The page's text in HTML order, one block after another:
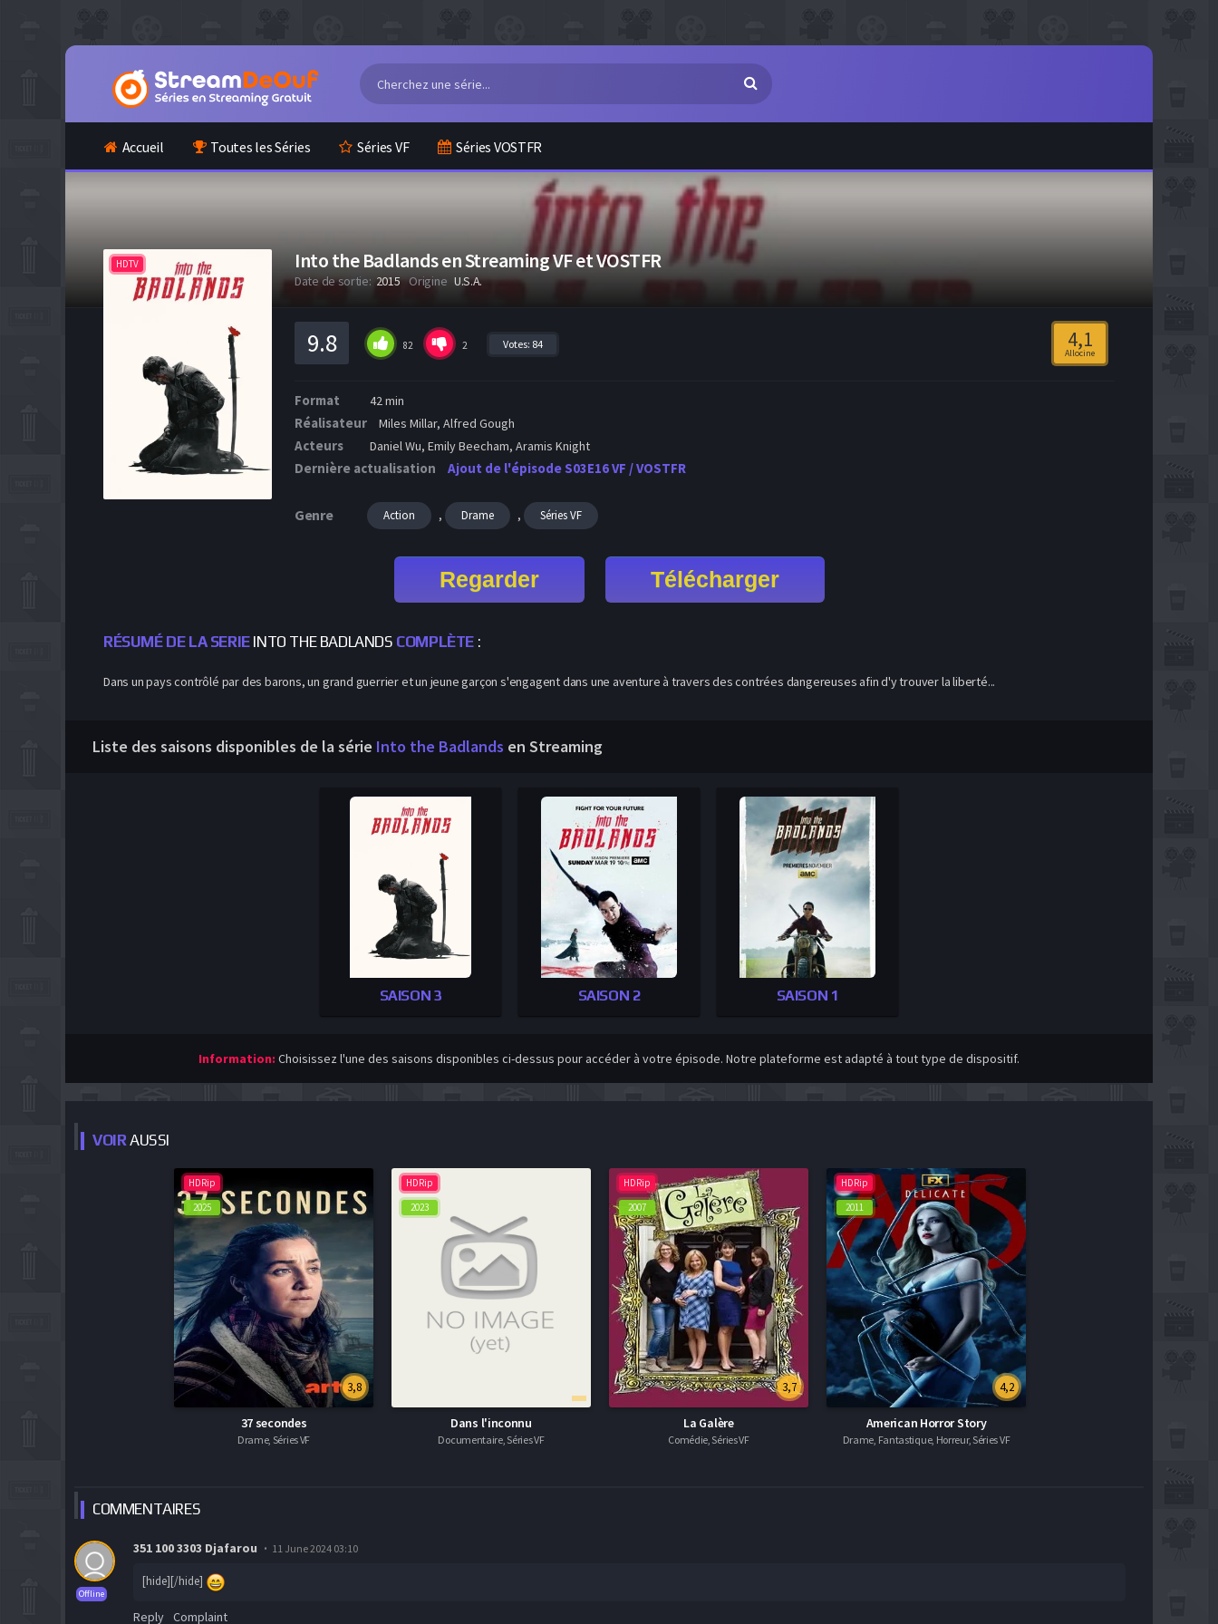
Accueil Toutes les Séries Séries VF Séries VOSTFR
HDTV Into the Badlands en Streaming VF et VOSTFR
Date de sortie: 2015 Origine U.S.A.
9.8 82 2 Votes: 84 4,1
Allocine
Format 42 min
Réalisateur Miles Millar, Alfred Gough
Acteurs Daniel Wu, Emily Beecham, Aramis Knight
Dernière actualisation Ajout de l'épisode S03E16 VF / VOSTFR
Genre Action , Drame , Séries VF
Regarder Télécharger
RÉSUMÉ DE LA SERIEINTO THE BADLANDS COMPLÈTE :
Dans un pays contrôlé par des barons, un grand guerrier et un jeune garçon s'engagent dans une aventure à travers des contrées dangereuses afin d'y trouver la liberté...
Liste des saisons disponibles de la série Into the Badlands en Streaming
SAISON 3 SAISON 2 SAISON 1
Information: Choisissez l'une des saisons disponibles ci-dessus pour accéder à votre épisode. Notre plateforme est adapté à tout type de dispositif.
VOIRAUSSI
HDRip
2025
3,8
37 secondes
Drame, Séries VF
HDRip
2023
Dans l'inconnu
Documentaire, Séries VF
HDRip
2007
3,7
La Galère
Comédie, Séries VF
HDRip
2011
4,2
American Horror Story
Drame, Fantastique, Horreur, Séries VF
COMMENTAIRES
Offline
351 100 3303 Djafarou 11 June 2024 03:10
[hide][/hide]
Reply Complaint